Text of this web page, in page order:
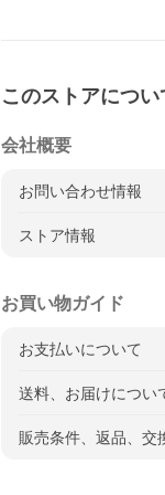
このストアについ
会社概要
お問い合わせ情報
ストア情報
お買い物ガイド
お支払いについて
送料、お届けについ
販売条件、返品、交